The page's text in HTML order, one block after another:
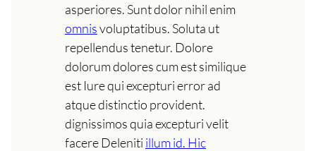
asperiores. Sunt dolor nihil enim
omnisvoluptatibus. Soluta ut
repellendus tenetur. Dolore
dolorum dolores cum est similique
est Iure qui excepturi error ad
atque distinctio provident.
dignissimos quia excepturi velit
facere Deleniti illum id. Hic